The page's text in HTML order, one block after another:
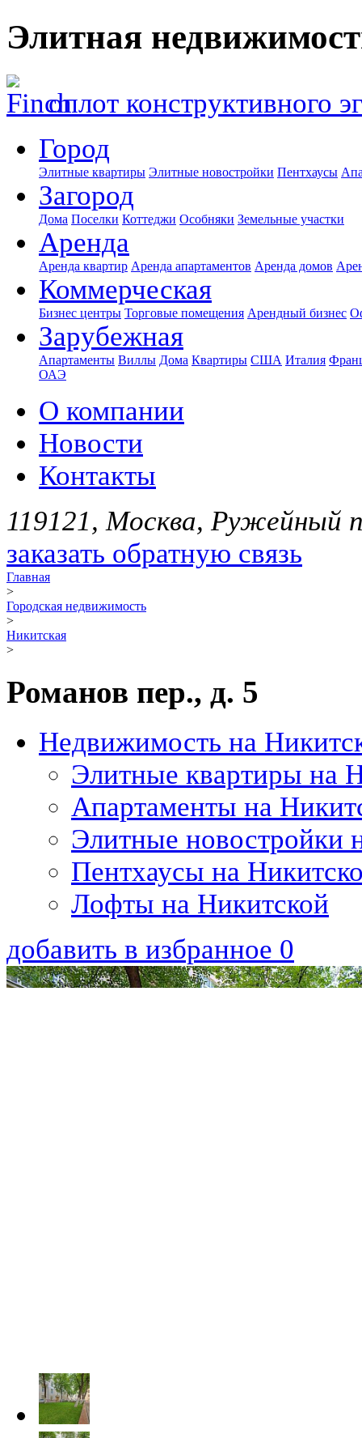
Элитная
оплот конструктивного
Город
Элитные квартиры Элитные новостройки Пентхаусы
Загород
Дома Поселки Коттеджи Особняки Земельные участки
Аренда
Аренда квартир Аренда апартаментов Аренда домов
Коммерческая
Бизнес центры Торговые помещения Арендный бизнес
Зарубежная
Апартаменты Виллы Дома Квартиры США Италия
ОАЭ
О компании
Новости
Контакты
119121, Москва, Ружейный
заказать обратную связь
Главная
>
Городская недвижимость
>
Никитская
>
Романов пер., д. 5
Недвижимость на
Элитные квартиры на
Апартаменты на
Элитные новостройки
Пентхаусы на
Лофты на Никитской
добавить в избранное 0